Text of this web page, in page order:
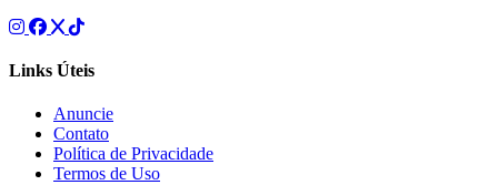
Links Úteis
Anuncie
Contato
Política de Privacidade
Termos de Uso